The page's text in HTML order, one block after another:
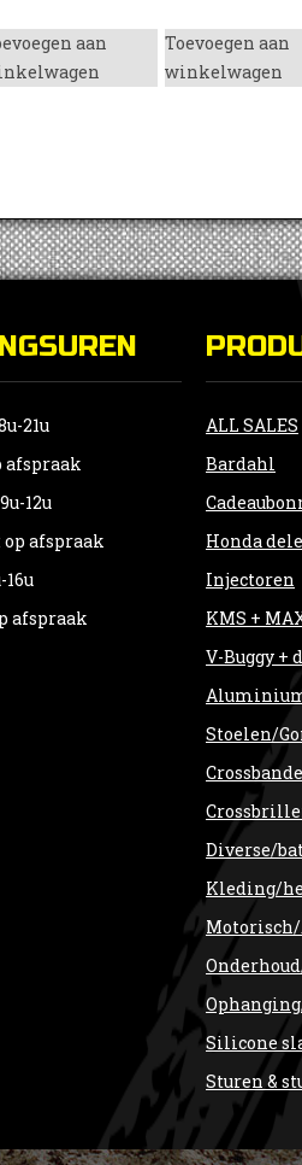
aan
Toevoegen aan
winkelwagen
21u
afspraak
12u
op afspraak
16u
afspraak
ALL SALES
Bardahl
Honda
Injectoren
KMS +
V-Buggy +
Stoelen/
Diverse/
Kleding/
Silicone
Sturen &